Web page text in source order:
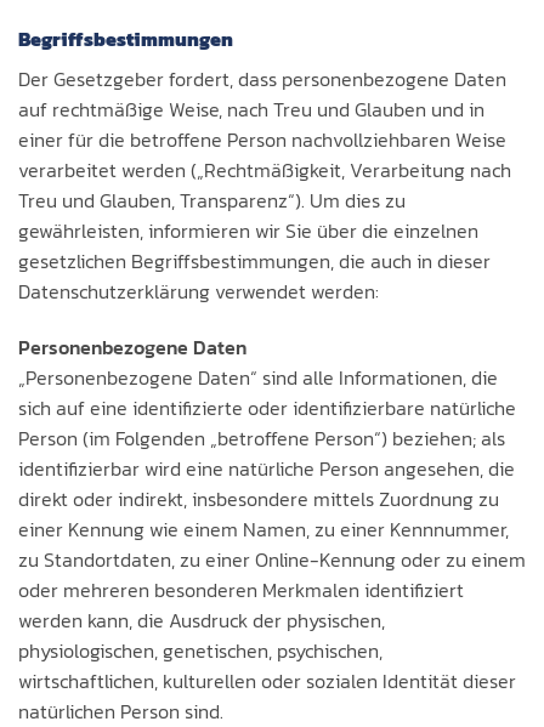
Begriffsbestimmungen
Der Gesetzgeber fordert, dass personenbezogene Daten
auf rechtmäßige Weise, nach Treu und Glauben und in
einer für die betroffene Person nachvollziehbaren Weise
verarbeitet werden („Rechtmäßigkeit, Verarbeitung nach
Treu und Glauben, Transparenz“). Um dies zu
gewährleisten, informieren wir Sie über die einzelnen
gesetzlichen Begriffsbestimmungen, die auch in dieser
Datenschutzerklärung verwendet werden:
Personenbezogene Daten
„Personenbezogene Daten“ sind alle Informationen, die
sich auf eine identifizierte oder identifizierbare natürliche
Person (im Folgenden „betroffene Person“) beziehen; als
identifizierbar wird eine natürliche Person angesehen, die
direkt oder indirekt, insbesondere mittels Zuordnung zu
einer Kennung wie einem Namen, zu einer Kennnummer,
zu Standortdaten, zu einer Online-Kennung oder zu einem
oder mehreren besonderen Merkmalen identifiziert
werden kann, die Ausdruck der physischen,
physiologischen, genetischen, psychischen,
wirtschaftlichen, kulturellen oder sozialen Identität dieser
natürlichen Person sind.